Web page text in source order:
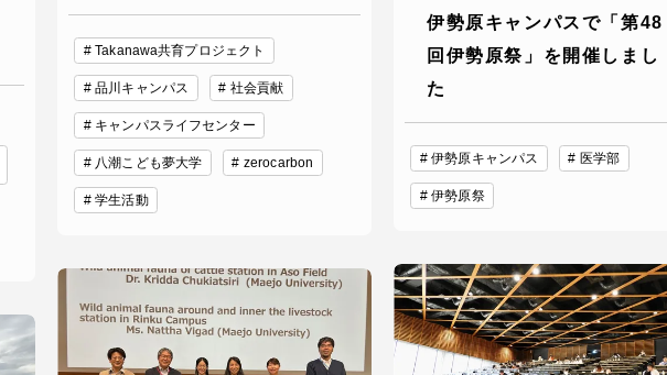
Takanawa共育プロジェクト
品川キャンパス 社会貢献
キャンパスライフセンター
八潮こども夢大学 zerocarbon
学生活動
伊勢原キャンパスで「第48
回伊勢原祭」を開催しまし
た
伊勢原キャンパス 医学部
伊勢原祭
学外連携
産官学連携
地域連携
学園ネットワーク
厚生施設
学園関連機関
関連教育機関